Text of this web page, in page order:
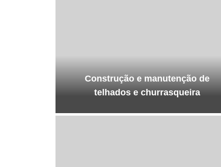
Construção e manutenção de
telhados e churrasqueira